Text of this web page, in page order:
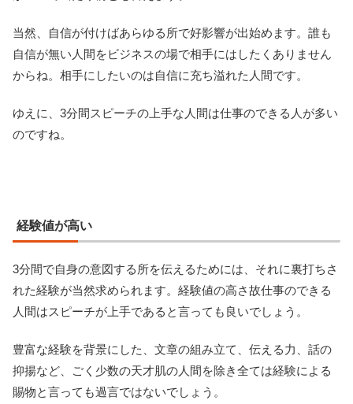
当然、自信が付けばあらゆる所で好影響が出始めます。誰も
自信が無い人間をビジネスの場で相手にはしたくありません
からね。相手にしたいのは自信に充ち溢れた人間です。
ゆえに、3分間スピーチの上手な人間は仕事のできる人が多い
のですね。
経験値が高い
3分間で自身の意図する所を伝えるためには、それに裏打ちさ
れた経験が当然求められます。経験値の高さ故仕事のできる
人間はスピーチが上手であると言っても良いでしょう。
豊富な経験を背景にした、文章の組み立て、伝える力、話の
抑揚など、ごく少数の天才肌の人間を除き全ては経験による
賜物と言っても過言ではないでしょう。